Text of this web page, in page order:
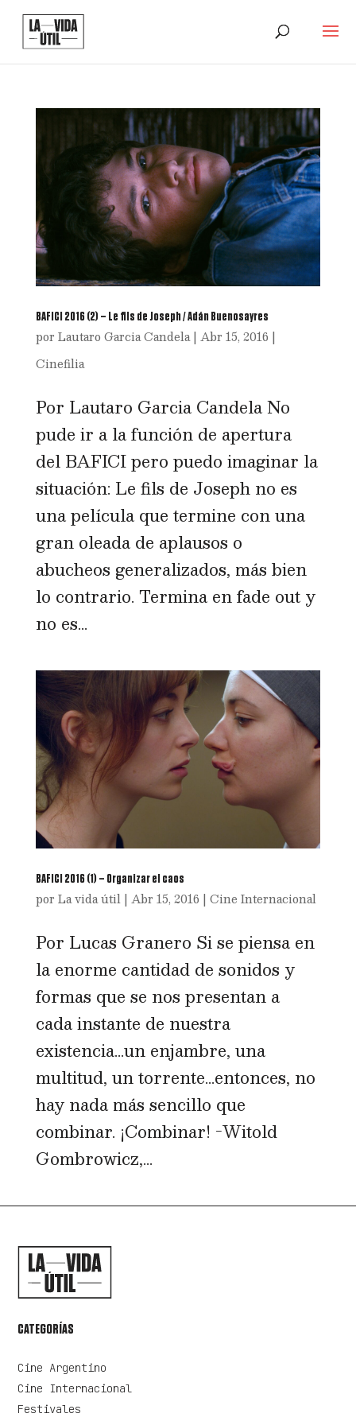
BAFICI 2016 (2) – Le fils de Joseph / Adán Buenosayres
por Lautaro Garcia Candela| Abr 15, 2016 |
Cinefilia
Por Lautaro Garcia Candela No
pude ir a la función de apertura
del BAFICI pero puedo imaginar la
situación: Le fils de Joseph no es
una película que termine con una
gran oleada de aplausos o
abucheos generalizados, más bien
lo contrario. Termina en fade out y
no es...
BAFICI 2016 (1) – Organizar el caos
por La vida útil| Abr 15, 2016 | Cine Internacional
Por Lucas Granero Si se piensa en
la enorme cantidad de sonidos y
formas que se nos presentan a
cada instante de nuestra
existencia…un enjambre, una
multitud, un torrente…entonces, no
hay nada más sencillo que
combinar. ¡Combinar! -Witold
Gombrowicz,...
CATEGORÍAS
Cine Argentino
Cine Internacional
Festivales